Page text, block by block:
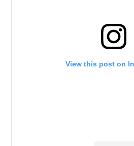
View this post on